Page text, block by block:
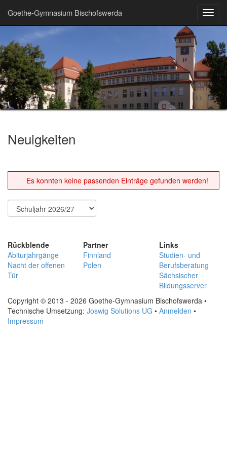
Goethe-Gymnasium Bischofswerda
Neuigkeiten
Es konnten keine passenden Einträge gefunden werden!
Rückblende
Abiturjahrgänge
Nacht der offenen
Tür
Partner
Finnland
Polen
Links
Studien- und
Berufsberatung
Sächsischer
Bildungsserver
Copyright © 2013 - 2026 Goethe-Gymnasium Bischofswerda •
Technische Umsetzung: Joswig Solutions UG • Anmelden •
Impressum